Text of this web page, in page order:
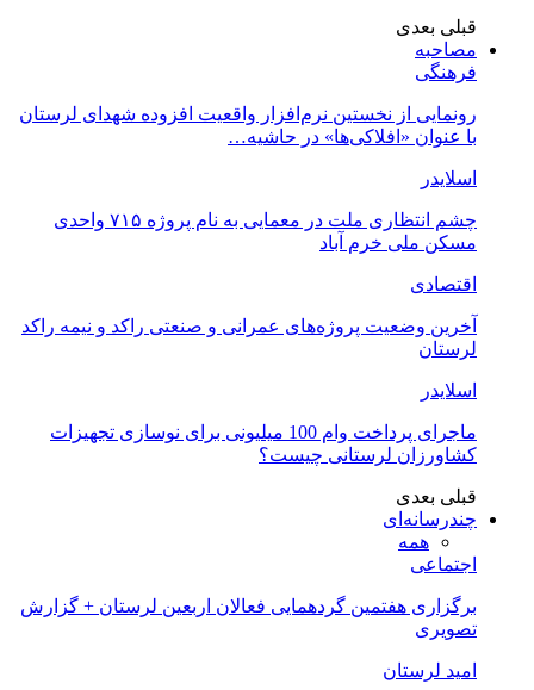
قبلی بعدی
مصاحبه
فرهنگی
رونمایی از نخستین نرم‌افزار واقعیت افزوده شهدای لرستان
با عنوان «افلاکی‌ها» در حاشیه…
اسلایدر
چشم انتظاری ملت در معمایی به نام پروژه ۷۱۵ واحدی
مسکن ملی خرم آباد
اقتصادی
آخرین وضعیت پروژه‌های عمرانی و صنعتی راکد و نیمه راکد
لرستان
اسلایدر
ماجرای پرداخت وام 100 میلیونی برای نوسازی تجهیزات
کشاورزان لرستانی چیست؟
قبلی بعدی
چندرسانه‌ای
همه
اجتماعی
برگزاری هفتمین گردهمایی فعالان اربعین لرستان + گزارش
تصویری
امید لرستان